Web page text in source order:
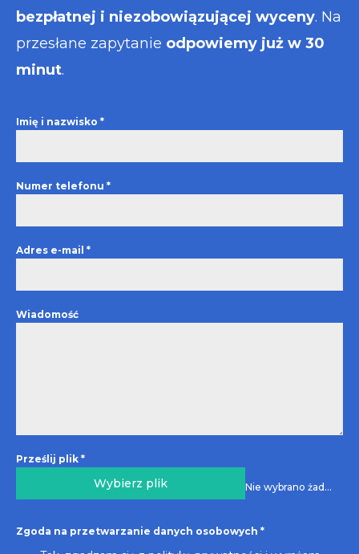
bezpłatnej i niezobowiązującej wyceny. Na
przesłane zapytanie odpowiemy już w 30
minut.
Imię i nazwisko *
Numer telefonu *
Adres e-mail *
Wiadomość
Prześlij plik *
Wybierz plik Nie wybrano żadnego pliku
Zgoda na przetwarzanie danych osobowych *